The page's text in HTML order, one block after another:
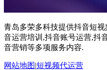
青岛多荣多科技提供抖音短
音运营培训,抖音账号运营,抖
音营销等多项服务内容.
网站地图|短视频代运营